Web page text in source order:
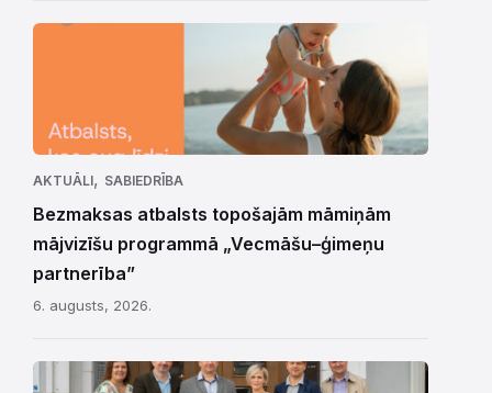
AKTUĀLI, SABIEDRĪBA
Bezmaksas atbalsts topošajām māmiņām
mājvizīšu programmā „Vecmāšu–ģimeņu
partnerība”
6. augusts, 2026.